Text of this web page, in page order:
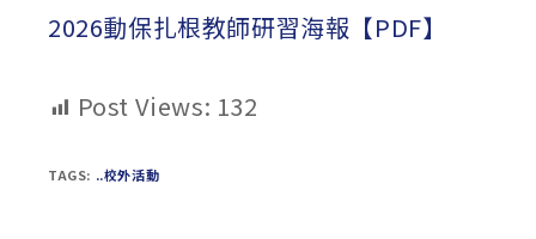
2026動保扎根教師研習海報【PDF】
Post Views: 132
TAGS: ..校外活動